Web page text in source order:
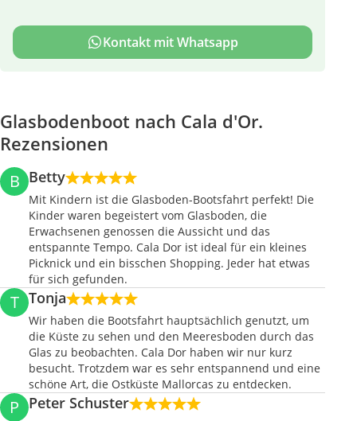
Kontakt mit Whatsapp
Glasbodenboot nach Cala d'Or.
Rezensionen
B Betty
Mit Kindern ist die Glasboden-Bootsfahrt perfekt! Die
Kinder waren begeistert vom Glasboden, die
Erwachsenen genossen die Aussicht und das
entspannte Tempo. Cala Dor ist ideal für ein kleines
Picknick und ein bisschen Shopping. Jeder hat etwas
für sich gefunden.
T Tonja
Wir haben die Bootsfahrt hauptsächlich genutzt, um
die Küste zu sehen und den Meeresboden durch das
Glas zu beobachten. Cala Dor haben wir nur kurz
besucht. Trotzdem war es sehr entspannend und eine
schöne Art, die Ostküste Mallorcas zu entdecken.
P Peter Schuster